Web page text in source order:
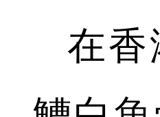
在香